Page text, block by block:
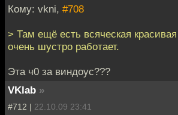
Кому: vkni, #708
> Там ещё есть всяческая
очень шустро работает.
Эта ч0 за виндоус???
VKlab »
#712 | 22.10.09 23:41